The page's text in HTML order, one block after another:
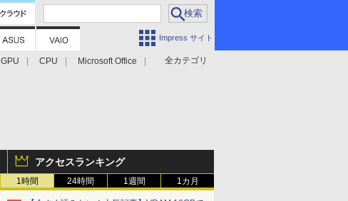
Impress サイト
全カテゴリ
GPU CPU
Microsoft Office
アクセスランキング
1時間 24時間 1週間 1カ月